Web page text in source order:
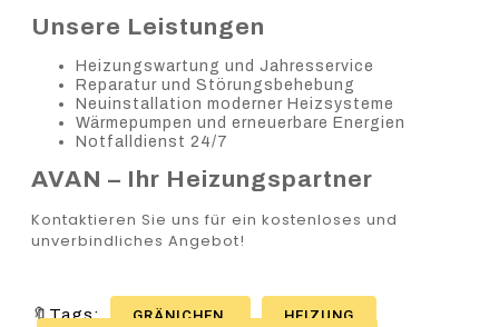
Unsere Leistungen
Heizungswartung und Jahresservice
Reparatur und Störungsbehebung
Neuinstallation moderner Heizsysteme
Wärmepumpen und erneuerbare Energien
Notfalldienst 24/7
AVAN – Ihr Heizungspartner
Kontaktieren Sie uns für ein kostenloses und
unverbindliches Angebot!
🔖Tags: GRÄNICHEN
HEIZUNG